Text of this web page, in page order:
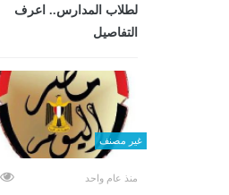
لطلاب المدارس.. اعرف
التفاصيل
غير مصنف
منذ عام واحد